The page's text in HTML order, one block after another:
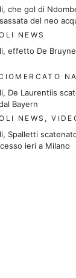
che gol di
del neo
NEWS
effetto De
De Laurentiis
Bayern
NEWS ,
Spalletti
ieri a Milano